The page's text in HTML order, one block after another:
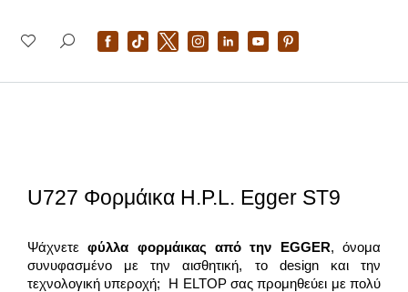
U727 Φορμάικα H.P.L. Egger ST9
Ψάχνετεφύλλα φορμάικας από την EGGER, όνομα
συνυφασμένο με την αισθητική, το design και την
τεχνολογική υπεροχή; Η ELTOP σας προμηθεύει με πολύ